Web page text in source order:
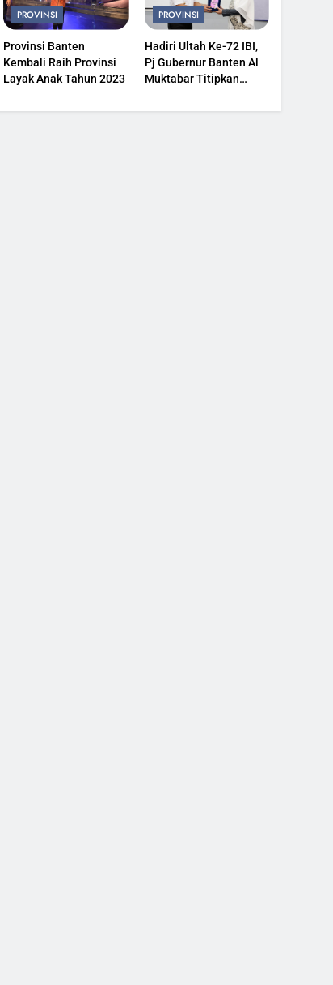
PROVINSI
Provinsi Banten
Kembali Raih Provinsi
Layak Anak Tahun 2023
PROVINSI
Hadiri Ultah Ke-72 IBI,
Pj Gubernur Banten Al
Muktabar Titipkan